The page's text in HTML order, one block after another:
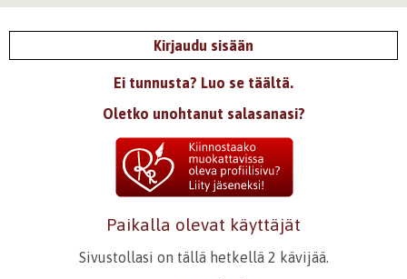
Kirjaudu sisään
Ei tunnusta? Luo se täältä.
Oletko unohtanut salasanasi?
Paikalla olevat käyttäjät
Sivustollasi on tällä hetkellä 2 kävijää.